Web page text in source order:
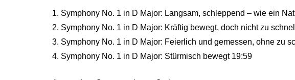
1. Symphony No. 1 in D Major: Langsam, schleppend – wie ein
2. Symphony No. 1 in D Major: Kräftig bewegt, doch nicht zu
3. Symphony No. 1 in D Major: Feierlich und gemessen, ohne zu
4. Symphony No. 1 in D Major: Stürmisch bewegt 19:59